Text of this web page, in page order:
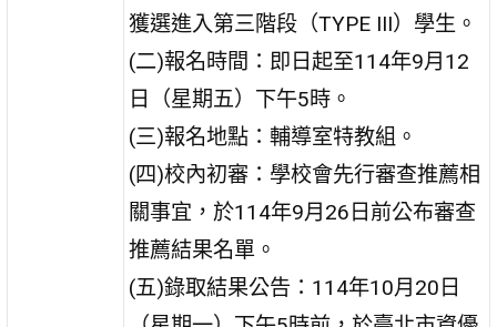
獲選進入第三階段（TYPE III）學生。
(二)報名時間：即日起至114年9月12
日（星期五）下午5時。
(三)報名地點：輔導室特教組。
(四)校內初審：學校會先行審查推薦相
關事宜，於114年9月26日前公布審查
推薦結果名單。
(五)錄取結果公告：114年10月20日